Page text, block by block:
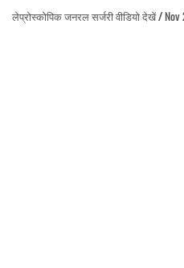
लेप्रोस्कोपिक जनरल सर्जरी वीडियो देखें /